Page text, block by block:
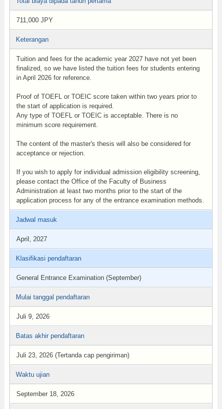
711,000 JPY
Keterangan
Tuition and fees for the academic year 2027 have not yet been
finalized, so we have listed the tuition fees for students entering
in April 2026 for reference.
Proof of TOEFL or TOEIC score taken within two years prior to
the start of application is required.
Any type of TOEFL or TOEIC is acceptable. There is no
minimum score requirement.
The content of the master's thesis will also be considered for
acceptance or rejection.
If you wish to apply for individual admission eligibility screening,
please contact the Office of the Faculty of Business
Administration at least two months prior to the start of the
application process for any of the entrance examination methods.
Jadwal masuk
April, 2027
Klasifikasi pendaftaran
General Entrance Examination (September)
Mulai tanggal pendaftaran
Juli 9, 2026
Batas akhir pendaftaran
Juli 23, 2026 (Tertanda cap pengiriman)
Waktu ujian
September 18, 2026